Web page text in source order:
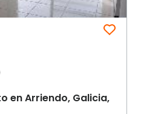
en Arriendo, Galicia,